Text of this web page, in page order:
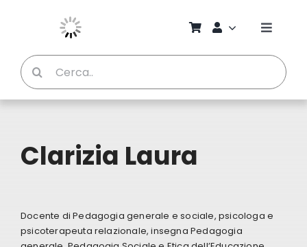
Toggle
Chi
Cerca
per:
Clarizia Laura
Docente di Pedagogia generale e sociale, psicologa e
psicoterapeuta relazionale, insegna Pedagogia